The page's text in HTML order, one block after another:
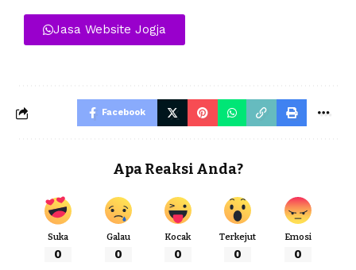
Jasa Website Jogja
Facebook
Apa Reaksi Anda?
Suka
0
Galau
0
Kocak
0
Terkejut
0
Emosi
0